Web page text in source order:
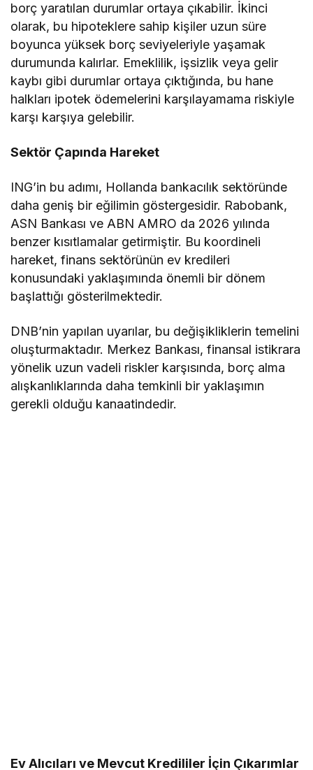
borç yaratılan durumlar ortaya çıkabilir. İkinci
olarak, bu hipoteklere sahip kişiler uzun süre
boyunca yüksek borç seviyeleriyle yaşamak
durumunda kalırlar. Emeklilik, işsizlik veya gelir
kaybı gibi durumlar ortaya çıktığında, bu hane
halkları ipotek ödemelerini karşılayamama riskiyle
karşı karşıya gelebilir.
Sektör Çapında Hareket
ING’in bu adımı, Hollanda bankacılık sektöründe
daha geniş bir eğilimin göstergesidir. Rabobank,
ASN Bankası ve ABN AMRO da 2026 yılında
benzer kısıtlamalar getirmiştir. Bu koordineli
hareket, finans sektörünün ev kredileri
konusundaki yaklaşımında önemli bir dönem
başlattığı gösterilmektedir.
DNB’nin yapılan uyarılar, bu değişikliklerin temelini
oluşturmaktadır. Merkez Bankası, finansal istikrara
yönelik uzun vadeli riskler karşısında, borç alma
alışkanlıklarında daha temkinli bir yaklaşımın
gerekli olduğu kanaatindedir.
Ev Alıcıları ve Mevcut Kredililer İçin Çıkarımlar